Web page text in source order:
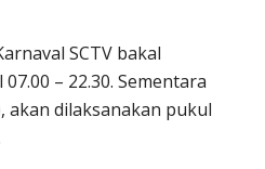
SCTV bakal
– 22.30. Sementara
akan dilaksanakan pukul